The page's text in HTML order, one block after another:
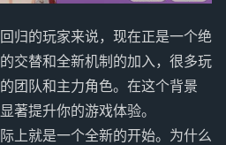
归的玩家来说，现在正是一个绝
交替和全新机制的加入，很多玩
团队和主力角色。在这个背景
著提升你的游戏体验。
上就是一个全新的开始。为什么